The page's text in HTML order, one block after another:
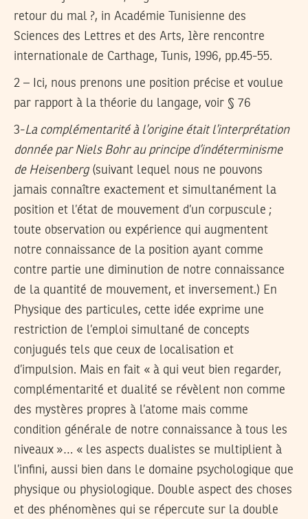
retour du mal ?, in Académie Tunisienne des
Sciences des Lettres et des Arts, 1ère rencontre
internationale de Carthage, Tunis, 1996, pp.45-55.
2 – Ici, nous prenons une position précise et voulue
par rapport à la théorie du langage, voir § 76
3-La complémentarité à l’origine était l’interprétation
donnée par Niels Bohr au principe d’indéterminisme
de Heisenberg(suivant lequel nous ne pouvons
jamais connaître exactement et simultanément la
position et l’état de mouvement d’un corpuscule ;
toute observation ou expérience qui augmentent
notre connaissance de la position ayant comme
contre partie une diminution de notre connaissance
de la quantité de mouvement, et inversement.) En
Physique des particules, cette idée exprime une
restriction de l’emploi simultané de concepts
conjugués tels que ceux de localisation et
d’impulsion. Mais en fait « à qui veut bien regarder,
complémentarité et dualité se révèlent non comme
des mystères propres à l’atome mais comme
condition générale de notre connaissance à tous les
niveaux »… « les aspects dualistes se multiplient à
l’infini, aussi bien dans le domaine psychologique que
physique ou physiologique. Double aspect des choses
et des phénomènes qui se répercute sur la double